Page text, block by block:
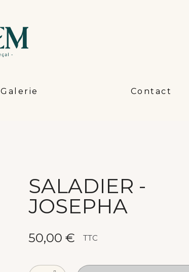
Galerie Contact
SALADIER -
JOSEPHA
50,00 € TTC